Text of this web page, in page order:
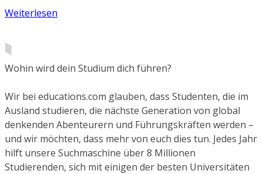
Weiterlesen
Wohin wird dein Studium dich führen?
Wir bei educations.com glauben, dass Studenten, die im
Ausland studieren, die nächste Generation von global
denkenden Abenteurern und Führungskräften werden –
und wir möchten, dass mehr von euch dies tun. Jedes Jahr
hilft unsere Suchmaschine über 8 Millionen
Studierenden, sich mit einigen der besten Universitäten